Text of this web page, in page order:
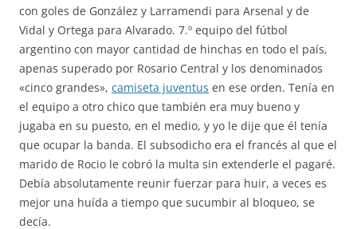
con goles de González y Larramendi para Arsenal y de
Vidal y Ortega para Alvarado. 7.º equipo del fútbol
argentino con mayor cantidad de hinchas en todo el país,
apenas superado por Rosario Central y los denominados
«cinco grandes», camiseta juventus en ese orden. Tenía en
el equipo a otro chico que también era muy bueno y
jugaba en su puesto, en el medio, y yo le dije que él tenía
que ocupar la banda. El subsodicho era el francés al que el
marido de Rocio le cobró la multa sin extenderle el pagaré.
Debía absolutamente reunir fuerzar para huir, a veces es
mejor una huída a tiempo que sucumbir al bloqueo, se
decía.